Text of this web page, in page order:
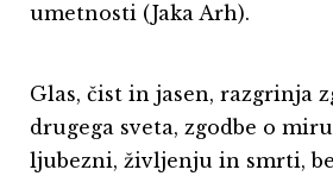
umetnosti (Jaka Arh).
Glas, čist in jasen, razgrinja
drugega sveta, zgodbe o
ljubezni, življenju in smrti,